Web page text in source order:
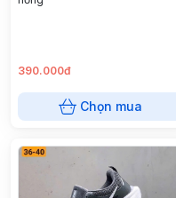
390.000đ
Chọn mua